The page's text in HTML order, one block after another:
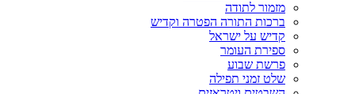
מזמור לתודה
ברכות התורה הפטרה וקדיש
קדיש על ישראל
ספירת העומר
פרשת שבוע
שלט זמני תפילה